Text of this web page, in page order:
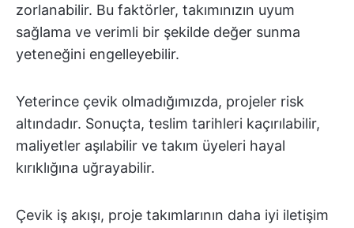
zorlanabilir. Bu faktörler, takımınızın uyum
sağlama ve verimli bir şekilde değer sunma
yeteneğini engelleyebilir.
Yeterince çevik olmadığımızda, projeler risk
altındadır. Sonuçta, teslim tarihleri kaçırılabilir,
maliyetler aşılabilir ve takım üyeleri hayal
kırıklığına uğrayabilir.
Çevik iş akışı, proje takımlarının daha iyi iletişim